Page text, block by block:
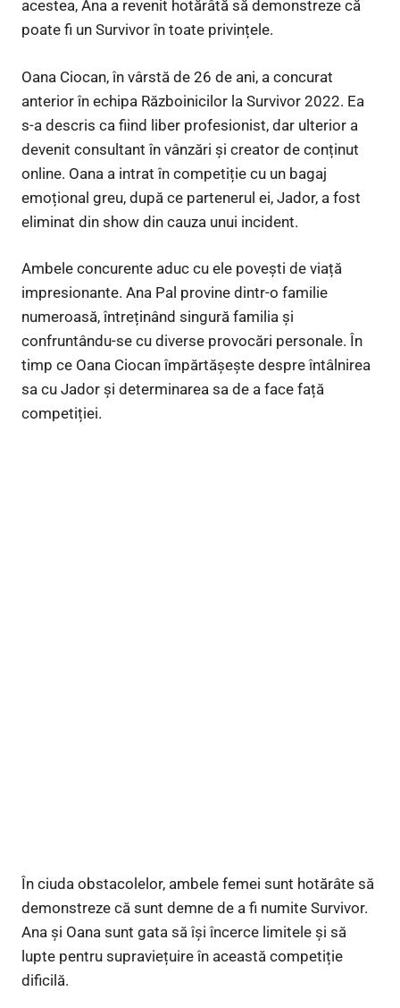
acestea, Ana a revenit hotărâtă să demonstreze că
poate fi un Survivor în toate privințele.
Oana Ciocan, în vârstă de 26 de ani, a concurat
anterior în echipa Războinicilor la Survivor 2022. Ea
s-a descris ca fiind liber profesionist, dar ulterior a
devenit consultant în vânzări și creator de conținut
online. Oana a intrat în competiție cu un bagaj
emoțional greu, după ce partenerul ei, Jador, a fost
eliminat din show din cauza unui incident.
Ambele concurente aduc cu ele povești de viață
impresionante. Ana Pal provine dintr-o familie
numeroasă, întreținând singură familia și
confruntându-se cu diverse provocări personale. În
timp ce Oana Ciocan împărtășește despre întâlnirea
sa cu Jador și determinarea sa de a face față
competiției.
În ciuda obstacolelor, ambele femei sunt hotărâte să
demonstreze că sunt demne de a fi numite Survivor.
Ana și Oana sunt gata să își încerce limitele și să
lupte pentru supraviețuire în această competiție
dificilă.